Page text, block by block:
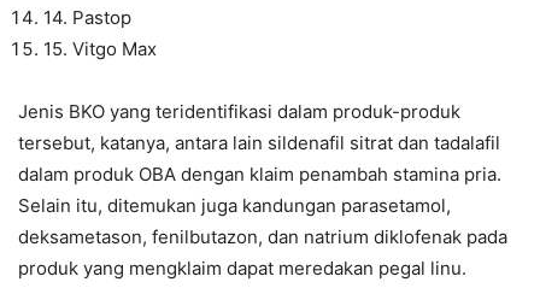
14. Pastop
15. Vitgo Max
Jenis BKO yang teridentifikasi dalam produk-produk
tersebut, katanya, antara lain sildenafil sitrat dan tadalafil
dalam produk OBA dengan klaim penambah stamina pria.
Selain itu, ditemukan juga kandungan parasetamol,
deksametason, fenilbutazon, dan natrium diklofenak pada
produk yang mengklaim dapat meredakan pegal linu.